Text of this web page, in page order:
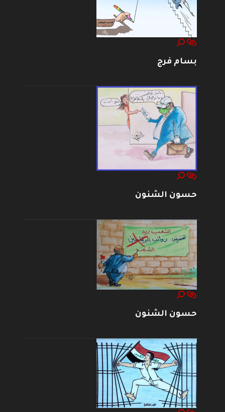
بسام فرج
حسون الشنون
حسون الشنون